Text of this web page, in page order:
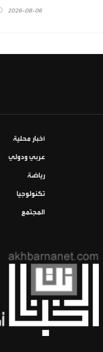
2026-08-06
أخبار محلية
عربي ودولي
رياضة
تكنولوجيا
المجتمع